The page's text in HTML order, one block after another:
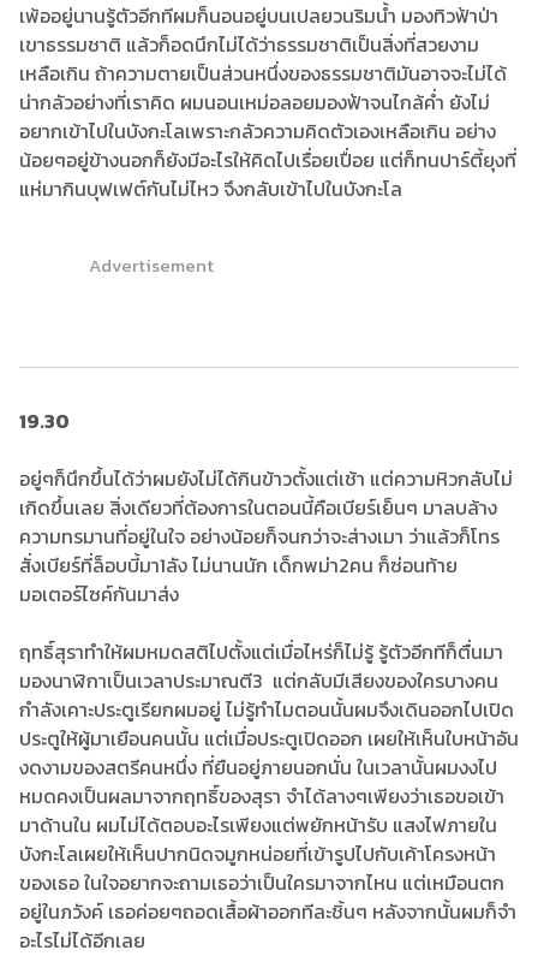
เพ้ออยู่นานรู้ตัวอีกทีผมก็นอนอยู่บนเปลยวนริมน้ำ มองทิวฟ้าป่า
เขาธรรมชาติ แล้วก็อดนึกไม่ได้ว่าธรรมชาติเป็นสิ่งที่สวยงาม
เหลือเกิน ถ้าความตายเป็นส่วนหนึ่งของธรรมชาติมันอาจจะไม่ได้
น่ากลัวอย่างที่เราคิด ผมนอนเหม่อลอยมองฟ้าจนไกล้ค่ำ ยังไม่
อยากเข้าไปในบังกะโลเพราะกลัวความคิดตัวเองเหลือเกิน อย่าง
น้อยๆอยู่ข้างนอกก็ยังมีอะไรให้คิดไปเรื่อยเปื่อย แต่ก็ทนปาร์ตี้ยุงที่
แห่มากินบุฟเฟต์กันไม่ไหว จึงกลับเข้าไปในบังกะโล
Advertisement
19.30
อยู่ๆก็นึกขึ้นได้ว่าผมยังไม่ได้กินข้าวตั้งแต่เช้า แต่ความหิวกลับไม่
เกิดขึ้นเลย สิ่งเดียวที่ต้องการในตอนนี้คือเบียร์เย็นๆ มาลบล้าง
ความทรมานที่อยู่ในใจ อย่างน้อยก็จนกว่าจะส่างเมา ว่าแล้วก็โทร
สั่งเบียร์ที่ล็อบบี้มา1ลัง ไม่นานนัก เด็กพม่า2คน ก็ซ่อนท้าย
มอเตอร์ไซค์กันมาส่ง
ฤทธิ์สุราทำให้ผมหมดสติไปตั้งแต่เมื่อไหร่ก็ไม่รู้ รู้ตัวอีกทีก็ตื่นมา
มองนาฬิกาเป็นเวลาประมาณตี3 แต่กลับมีเสียงของใครบางคน
กำลังเคาะประตูเรียกผมอยู่ ไม่รู้ทำไมตอนนั้นผมจึงเดินออกไปเปิด
ประตูให้ผู้มาเยือนคนนั้น แต่เมื่อประตูเปิดออก เผยให้เห็นใบหน้าอัน
งดงามของสตรีคนหนึ่ง ที่ยืนอยู่ภายนอกนั่น ในเวลานั้นผมงงไป
หมดคงเป็นผลมาจากฤทธิ์ของสุรา จำได้ลางๆเพียงว่าเธอขอเข้า
มาด้านใน ผมไม่ได้ตอบอะไรเพียงแต่พยักหน้ารับ แสงไฟภายใน
บังกะโลเผยให้เห็นปากนิดจมูกหน่อยที่เข้ารูปไปกับเค้าโครงหน้า
ของเธอ ในใจอยากจะถามเธอว่าเป็นใครมาจากไหน แต่เหมือนตก
อยู่ในภวังค์ เธอค่อยๆถอดเสื้อผ้าออกทีละชิ้นๆ หลังจากนั้นผมก็จำ
อะไรไม่ได้อีกเลย